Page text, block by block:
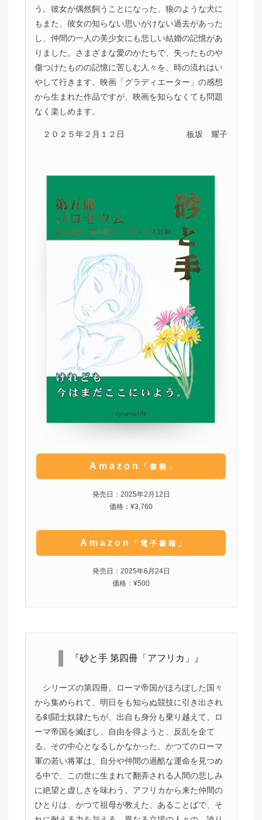
う。彼女が偶然飼うことになった、狼のような犬に
もまた、彼女の知らない思いがけない過去があった
し、仲間の一人の美少女にも悲しい結婚の記憶があ
りました。さまざまな愛のかたちで、失ったものや
傷つけたものの記憶に苦しむ人々を、時の流れはい
やして行きます。映画「グラディエーター」の感想
から生まれた作品ですが、映画を知らなくても問題
なく楽しめます。
２０２５年２月１２日 板坂 耀子
Amazon 「書籍」
発売日：2025年2月12日
価格：¥3,760
Amazon 「電子書籍」
発売日：2025年6月24日
価格：¥500
『砂と手 第四冊「アフリカ」』
シリーズの第四冊。ローマ帝国がほろぼした国々
から集められて、明日をも知らぬ競技に引き出され
る剣闘士奴隷たちが、出自も身分も乗り越えて、ロ
ーマ帝国を滅ぼし、自由を得ようと、反乱を企て
る。その中心となるしかなかった、かつてのローマ
軍の若い将軍は、自分や仲間の過酷な運命を見つめ
る中で、この世に生まれて翻弄される人間の悲しみ
に絶望と虚しさを味わう。アフリカから来た仲間の
ひとりは、かつて祖母が教えた、あることばで、そ